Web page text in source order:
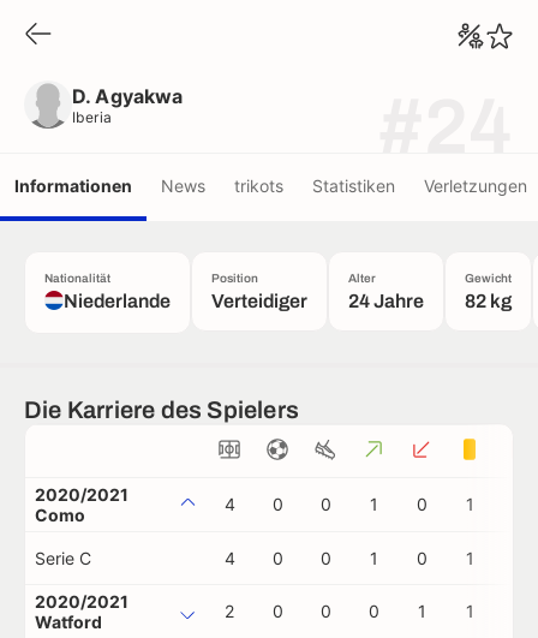
D. Agyakwa
Iberia
Informationen News trikots Statistiken Verletzungen
Nationalität
Niederlande
Position
Verteidiger
Alter
24 Jahre
Gewicht
82 kg
Die Karriere des Spielers
2020/2021
Como
4 0 0 1 0 1
Serie C 4 0 0 1 0 1
2020/2021
Watford
2 0 0 0 1 1